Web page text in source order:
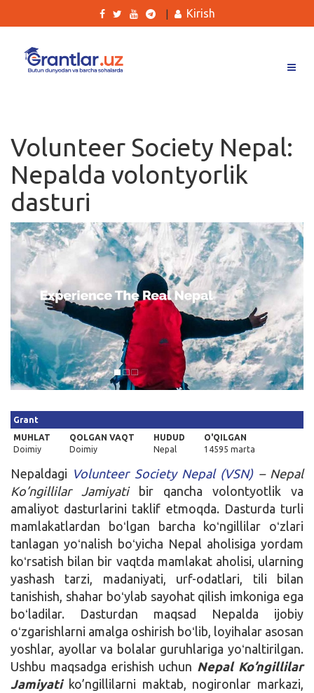
Ishlar
Kurslar
Blog
Yana
Qidirish
Kirish
Kirish
Volunteer Society Nepal:
Nepalda volontyorlik
dasturi
Grant
MUHLAT
Doimiy
QOLGAN VAQT
Doimiy
HUDUD
Nepal
O'QILGAN
14595 marta
Nepaldagi Volunteer Society Nepal (VSN)– Nepal
Ko’ngillilar Jamiyatibir qancha volontyotlik va
amaliyot dasturlarini taklif etmoqda. Dasturda turli
mamlakatlardan boʻlgan barcha koʻngillilar oʻzlari
tanlagan yoʻnalish boʻyicha Nepal aholisiga yordam
koʻrsatish bilan bir vaqtda mamlakat aholisi, ularning
yashash tarzi, madaniyati, urf-odatlari, tili bilan
tanishish, shahar boʻylab sayohat qilish imkoniga ega
boʻladilar. Dasturdan maqsad Nepalda ijobiy
oʻzgarishlarni amalga oshirish boʻlib, loyihalar asosan
yoshlar, ayollar va bolalar guruhlariga yoʻnaltirilgan.
Ushbu maqsadga erishish uchun Nepal Ko’ngillilar
Jamiyatiko’ngillilarni maktab, nogironlar markazi,